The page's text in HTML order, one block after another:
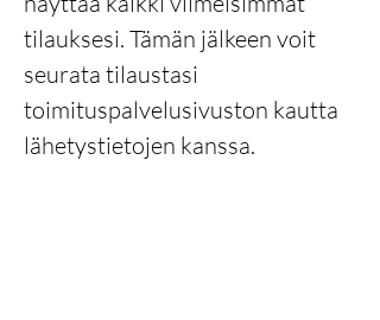
tilauksesi. Tämän jälkeen voit
seurata tilaustasi
toimituspalvelusivuston kautta
lähetystietojen kanssa.